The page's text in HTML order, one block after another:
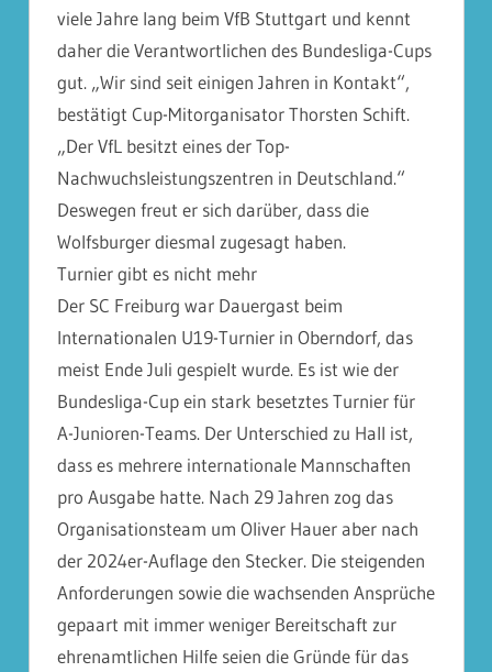
viele Jahre lang beim VfB Stuttgart und kennt
daher die Verantwortlichen des Bundesliga-Cups
gut. „Wir sind seit einigen Jahren in Kontakt“,
bestätigt Cup-Mitorganisator Thorsten Schift.
„Der VfL besitzt eines der Top-
Nachwuchsleistungszentren in Deutschland.“
Deswegen freut er sich darüber, dass die
Wolfsburger diesmal zugesagt haben.
Turnier gibt es nicht mehr
Der SC Freiburg war Dauergast beim
Internationalen U19-Turnier in Oberndorf, das
meist Ende Juli gespielt wurde. Es ist wie der
Bundesliga-Cup ein stark besetztes Turnier für
A-Junioren-Teams. Der Unterschied zu Hall ist,
dass es mehrere internationale Mannschaften
pro Ausgabe hatte. Nach 29 Jahren zog das
Organisationsteam um Oliver Hauer aber nach
der 2024er-Auflage den Stecker. Die steigenden
Anforderungen sowie die wachsenden Ansprüche
gepaart mit immer weniger Bereitschaft zur
ehrenamtlichen Hilfe seien die Gründe für das